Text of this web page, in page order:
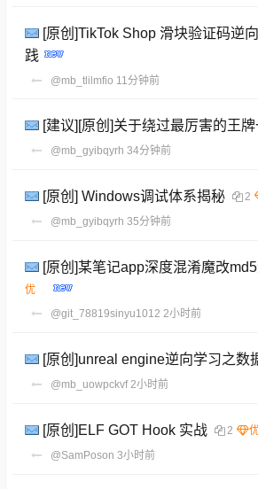
[原创]TikTok Shop 滑块验证码逆
践
@mb_tlilmfio 11分钟前
[建议][原创]关于绕过最厉害的王
@mb_gyibqyrh 34分钟前
[原创] Windows调试体系揭秘
2
@mb_gyibqyrh 35分钟前
[原创]某笔记app深度混淆魔改
@git_78819sinyu1012 2小时前
[原创]unreal engine逆向学习之数
@mb_uowpckvf 2小时前
[原创]ELF GOT Hook 实战
2
@SamPoson 3小时前